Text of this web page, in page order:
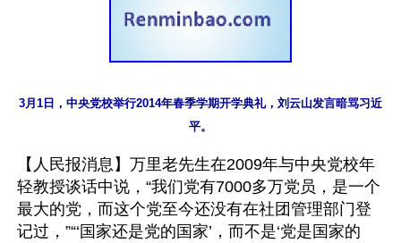
3月1日，中央党校举行2014年春季学期开学典礼，刘云山发言暗骂习近
平。
【人民报消息】万里老先生在2009年与中央党校年
轻教授谈话中说，“我们党有7000多万党员，是一个
最大的党，而这个党至今还没有在社团管理部门登
记过，”“‘国家还是党的国家’，而不是‘党是国家的